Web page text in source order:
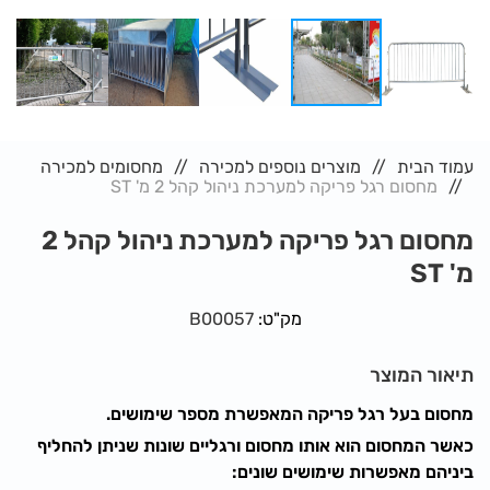
עמוד הבית מוצרים נוספים למכירה
מחסומים למכירה
מחסום רגל פריקה למערכת ניהול קהל 2 מ' ST
מחסום רגל פריקה למערכת ניהול קהל 2
מ' ST
מק"ט:B00057
תיאור המוצר
מחסום בעל רגל פריקה המאפשרת מספר שימושים.
כאשר המחסום הוא אותו מחסום ורגליים שונות שניתן להחליף
ביניהם מאפשרות שימושים שונים: